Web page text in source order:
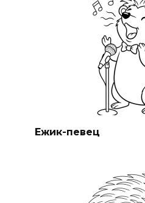
Ежик-певец